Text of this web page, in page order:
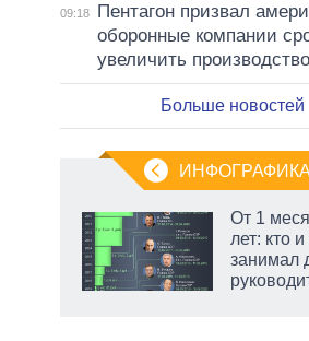
09:18
Пентагон призвал
оборонные компании
увеличить
Больше новостей
ИНФОГРАФИКА
От 1
лет: кто
занимал